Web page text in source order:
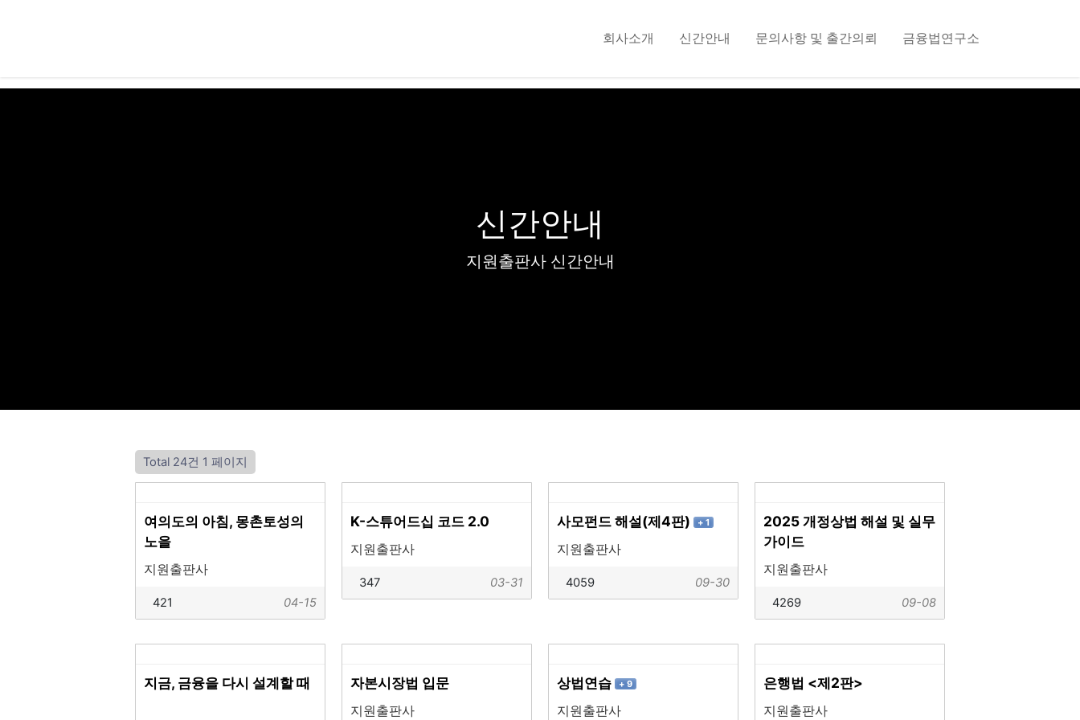
회사소개 신간안내 문의사항 및 출간의뢰 금융법연구소
신간안내
지원출판사 신간안내
Total 24건 1 페이지
여의도의 아침, 몽촌토성의
노을
지원출판사
421 04-15
K-스튜어드십 코드 2.0
지원출판사
347 03-31
사모펀드 해설(제4판) + 1
4059 09-30
2025 개정상법 해설 및 실무
가이드
지원출판사
4269 09-08
지금, 금융을 다시 설계할 때 자본시장법 입문
지원출판사
상법연습 + 9
지원출판사
은행법 <제2판>
지원출판사